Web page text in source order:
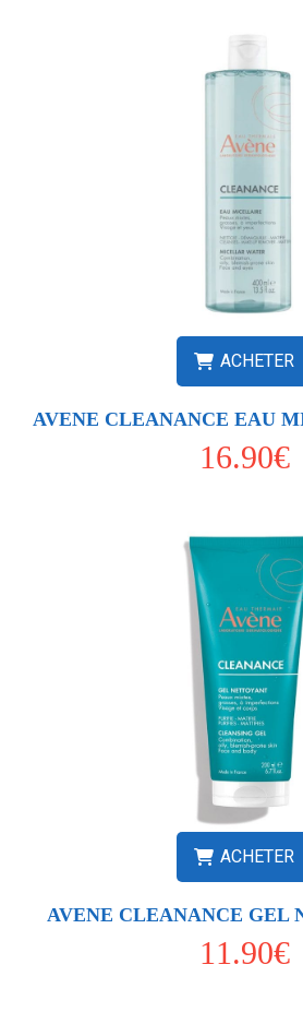
ACHETER
16.90€
ACHETER
AVENE CLEANANCE GEL
11.90€